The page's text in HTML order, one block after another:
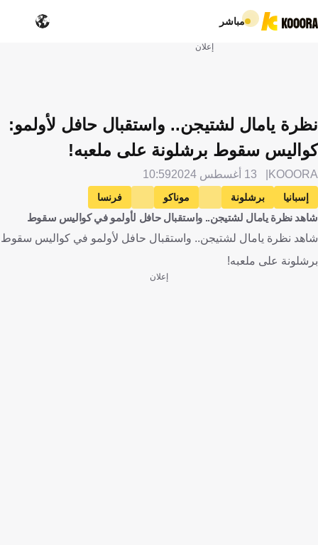
مباشر
إعلان
نظرة يامال لشتيجن.. واستقبال حافل لأولمو:
كواليس سقوط برشلونة على ملعبه!
KOOORA 13 أغسطس 2024 10:59
إسبانيا برشلونة موناكو
فرنسا
مارك أندريه تير شتيجن
ألمانيا لامين يامال كرة قدم
شاهد نظرة يامال لشتيجن.. واستقبال حافل لأولمو في كواليس سقوط
شاهد نظرة يامال لشتيجن.. واستقبال حافل لأولمو في كواليس سقوط
برشلونة على ملعبه!
إعلان